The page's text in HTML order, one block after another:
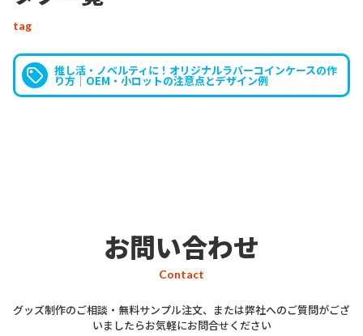
ナルグッズや企業の販促品・ノベル
ティグッズにも最適です。
スタッフ
もちろんです。「着せ替え」が可能
なオリジナル着せ替え長財布です。
財布本体に着せ替えカバーが付属い
tag
推し活・ノベルティに！オリジナルラバーコインケースの作
り方｜OEM・小ロットの注意点とデザイン例
お問い合わせ
Contact
グッズ制作のご相談・無料サンプル注文、または弊社へのご質問がござ
いましたらお気軽にお問合せください